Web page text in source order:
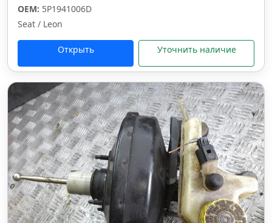
OEM: 5P1941006D
Seat / Leon
Открыть Уточнить наличие